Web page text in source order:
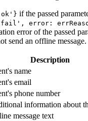
if the passed
error:
error of the passed
send an offline message.
Description
name
email
phone number
information about
message text